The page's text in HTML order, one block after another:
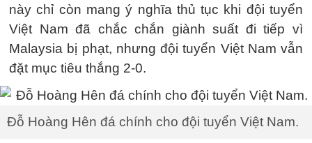
này chỉ còn mang ý nghĩa thủ tục khi đội tuyển
Việt Nam đã chắc chắn giành suất đi tiếp vì
Malaysia bị phạt, nhưng đội tuyển Việt Nam vẫn
đặt mục tiêu thắng 2-0.
Đỗ Hoàng Hên đá chính cho đội tuyển Việt Nam.